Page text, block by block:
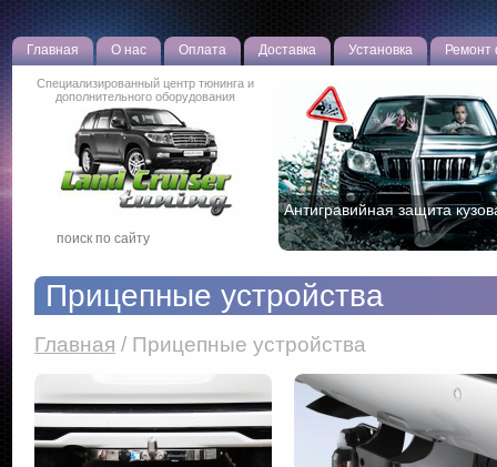
Главная О нас Оплата Доставка Установка Ремонт
Специализированный центр тюнинга и
дополнительного оборудования
Антигравийная защита
Прицепные устройства
Главная / Прицепные устройства